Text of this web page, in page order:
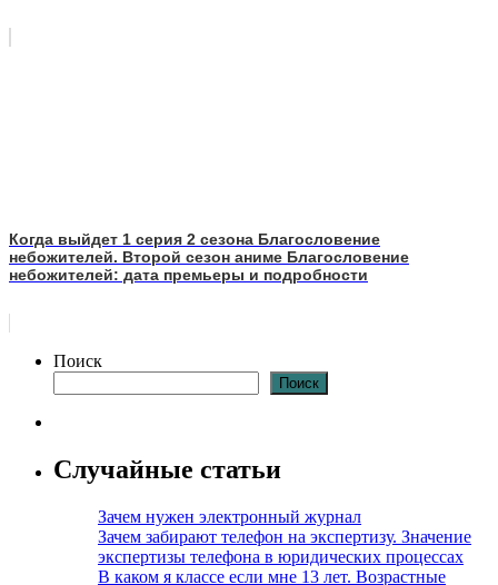
Когда выйдет 1 серия 2 сезона Благословение
небожителей. Второй сезон аниме Благословение
небожителей: дата премьеры и подробности
Поиск
Поиск
Случайные статьи
Зачем нужен электронный журнал
Зачем забирают телефон на экспертизу. Значение
экспертизы телефона в юридических процессах
В каком я классе если мне 13 лет. Возрастные